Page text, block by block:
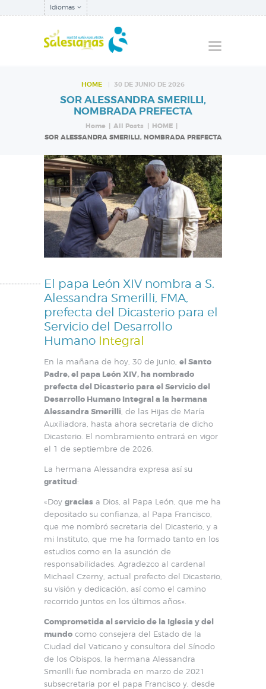
Idiomas
HOME 30 DE JUNIO DE 2026
SOR ALESSANDRA SMERILLI,
NOMBRADA PREFECTA
Home All Posts
HOME
SOR ALESSANDRA SMERILLI, NOMBRADA PREFECTA
QUIÉNES SOMOS
NUESTRA
INSPECTORÍA
QUÉ HACEMOS
NOTICIAS
El papa León XIV nombra a S.
Alessandra Smerilli, FMA,
prefecta del Dicasterio para el
Servicio del Desarrollo
Humano Integral
En la mañana de hoy, 30 de junio, el Santo
Padre, el papa León XIV, ha nombrado
prefecta del Dicasterio para el Servicio del
Desarrollo Humano Integral a la hermana
Alessandra Smerilli , de las Hijas de María
Auxiliadora, hasta ahora secretaria de dicho
Dicasterio. El nombramiento entrará en vigor
el 1 de septiembre de 2026.
La hermana Alessandra expresa así su
gratitud:
«Doy gracias a Dios, al Papa León, que me ha
depositado su confianza, al Papa Francisco,
que me nombró secretaria del Dicasterio, y a
mi Instituto, que me ha formado tanto en los
estudios como en la asunción de
responsabilidades. Agradezco al cardenal
Michael Czerny, actual prefecto del Dicasterio,
su visión y dedicación, así como el camino
recorrido juntos en los últimos años».
Comprometida al servicio de la Iglesia y del
mundo como consejera del Estado de la
Ciudad del Vaticano y consultora del Sínodo
de los Obispos, la hermana Alessandra
Smerilli fue nombrada en marzo de 2021
subsecretaria por el papa Francisco y, desde